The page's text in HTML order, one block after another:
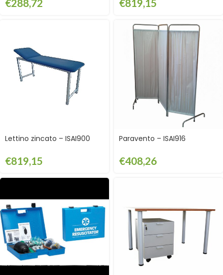
€288,72 €819,15
Lettino zincato – ISAI900
€819,15
Paravento – ISAI916
€408,26